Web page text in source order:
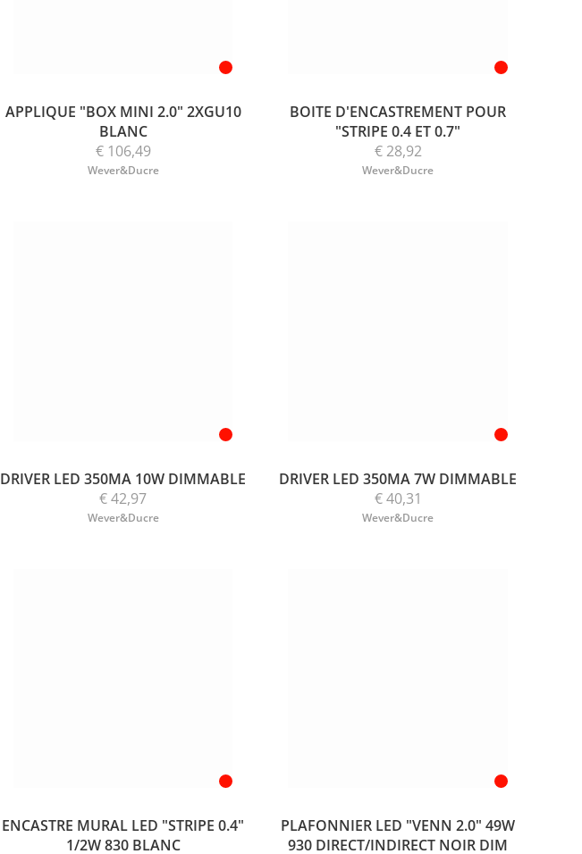
APPLIQUE "BOX MINI 2.0" 2XGU10
BLANC
€ 106,49
Wever&Ducre
BOITE D'ENCASTREMENT POUR
"STRIPE 0.4 ET 0.7"
€ 28,92
Wever&Ducre
DRIVER LED 350MA 10W DIMMABLE
€ 42,97
Wever&Ducre
DRIVER LED 350MA 7W DIMMABLE
€ 40,31
Wever&Ducre
ENCASTRE MURAL LED "STRIPE 0.4"
1/2W 830 BLANC
PLAFONNIER LED "VENN 2.0" 49W
930 DIRECT/INDIRECT NOIR DIM